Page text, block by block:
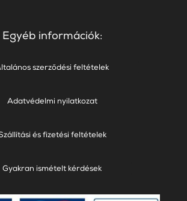
Egyéb információk:
szerződési feltételek
Adatvédelmi nyilatkozat
és fizetési feltételek
Gyakran ismételt kérdések